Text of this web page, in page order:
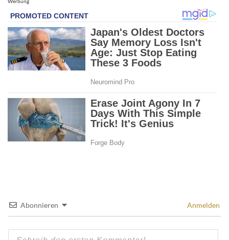
Abonnieren Anmelden